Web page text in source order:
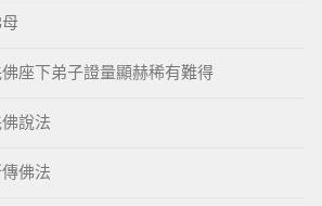
座下弟子證量顯赫稀有難得
說法
佛法